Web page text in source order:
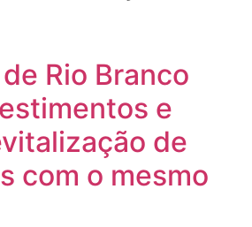
Rio Branco
e
de
com o mesmo